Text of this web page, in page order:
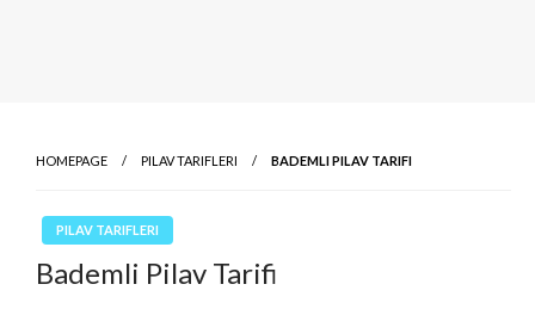
HOMEPAGE PILAV TARIFLERI BADEMLI PILAV TARIFI
PILAV TARIFLERI
Bademli Pilav Tarifi